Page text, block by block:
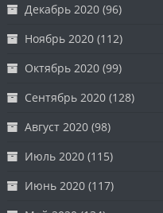
Декабрь 2020 (96)
Ноябрь 2020 (112)
Октябрь 2020 (99)
Сентябрь 2020 (128)
Август 2020 (98)
Июль 2020 (115)
Июнь 2020 (117)